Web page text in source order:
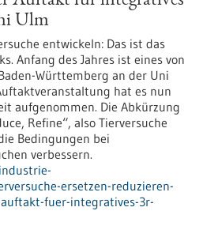
Ulm
entwickeln: Das ist das
Anfang des Jahres ist eines von
Württemberg an der Uni
hat es nun
aufgenommen. Die Abkürzung
Refine“, also Tierversuche
Bedingungen bei
verbessern.
ersetzen-reduzieren-
fuer-integratives-3r-